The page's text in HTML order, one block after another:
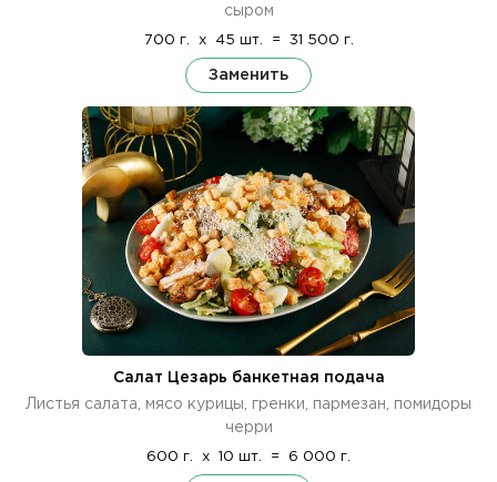
сыром
700 г. x 45 шт. = 31 500 г.
Заменить
Салат Цезарь банкетная подача
Листья салата, мясо курицы, гренки, пармезан, помидоры
черри
600 г. x 10 шт. = 6 000 г.